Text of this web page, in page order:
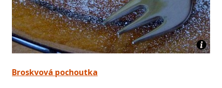
Broskvová pochoutka